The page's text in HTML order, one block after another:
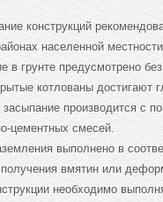
конструкций
населенной
в грунте предусмотрено
котлованы достигают
производится с
цементных смесей.
выполнено в
вмятин или
необходимо